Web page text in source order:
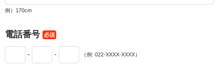
例）170cm
電話番号 必須
- - （例: 022-XXXX-XXXX）